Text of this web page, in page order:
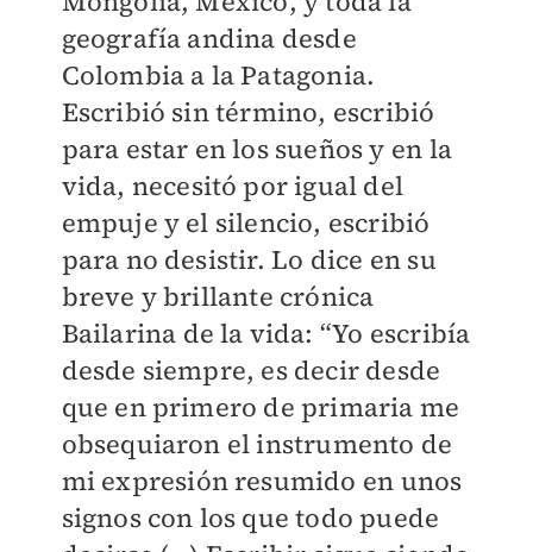
geografía andina desde
Colombia a la Patagonia.
Escribió sin término, escribió
para estar en los sueños y en la
vida, necesitó por igual del
empuje y el silencio, escribió
para no desistir. Lo dice en su
breve y brillante crónica
Bailarina de la vida: “Yo escribía
desde siempre, es decir desde
que en primero de primaria me
obsequiaron el instrumento de
mi expresión resumido en unos
signos con los que todo puede